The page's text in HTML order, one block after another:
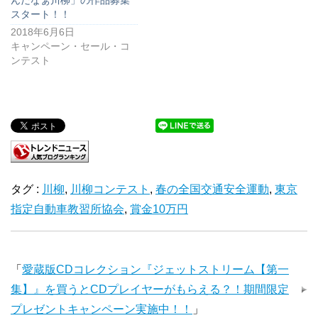
スタート！！
2018年6月6日
キャンペーン・セール・コ
ンテスト
タグ : 川柳, 川柳コンテスト , 春の全国交通安全運動, 東京
指定自動車教習所協会, 賞金10万円
「 愛蔵版CDコレクション『ジェットストリーム【第一
集】』を買うとCDプレイヤーがもらえる？！期間限定
プレゼントキャンペーン実施中！！
」